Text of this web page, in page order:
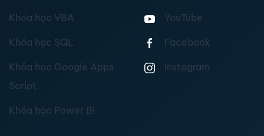
Khóa học VBA
Khóa học SQL
Khóa học Google Apps
Script
Khóa học Power BI
YouTube
Facebook
Instagram